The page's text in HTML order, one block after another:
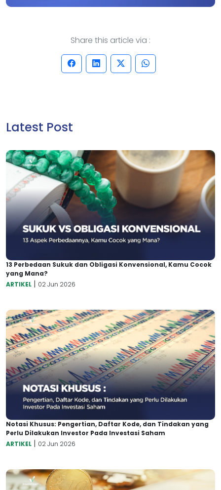
Share this article via :
Latest Post
13 Perbedaan Sukuk dan Obligasi Konvensional, Kamu Cocok
yang Mana?
ARTIKEL | 02 Jun 2026
Notasi Khusus: Pengertian, Daftar Kode, dan Tindakan yang
Perlu Dilakukan Investor Pada Investasi Saham
ARTIKEL | 02 Jun 2026